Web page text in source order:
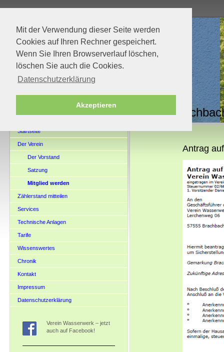
Mit der Verwendung dieser Seite werden
Cookies auf Ihren Rechner gespeichert.
Wenn Sie Ihren Browserverlauf löschen,
löschen Sie auch die Cookies.
Datenschutzerklärung
Akzeptieren
Verein Wasserwerk
Startseite
Der Verein
Der Vorstand
Satzung
Mitglied werden
Zählerstand mitteilen
Services
Technische Anlagen
Tarife
Wissenswertes
Chronik
Kontakt
Impressum
Datenschutzerklärung
Verein Wasserwerk – jetzt
auch auf Facebook!
Antrag